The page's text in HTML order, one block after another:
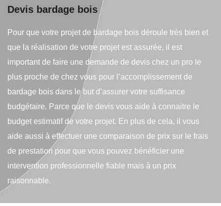
Devis bardage bois
Pour que votre projet de bardage bois déroule très bien et
que la réalisation de votre projet est assurée, il est
important de faire une demande de devis chez un pro le
plus proche de chez vous pour l’accomplissement de
bardage bois dans le but d’assurer votre suffisance
budgétaire. Parce que le devis vous aide à connaitre le
budget estimatif de votre projet. En plus de cela, il vous
aide aussi à effectuer une comparaison de prix sur le frais
de prestation pour que vous pouvez bénéficier une
intervention professionnelle fiable mais à un prix
raisonnable.